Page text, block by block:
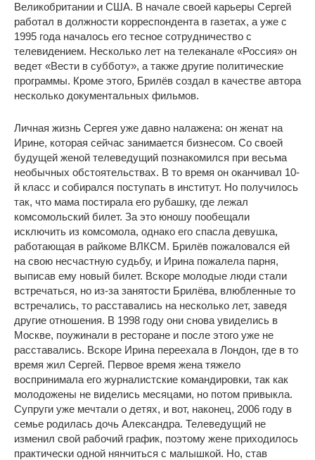
Великобритании и США. В начале своей карьеры Сергей
работал в должности корреспондента в газетах, а уже с
1995 года началось его тесное сотрудничество с
телевидением. Несколько лет на телеканале «Россия» он
ведет «Вести в субботу», а также другие политические
программы. Кроме этого, Брилёв создал в качестве автора
несколько документальных фильмов.
Личная жизнь Сергея уже давно налажена: он женат на
Ирине, которая сейчас занимается бизнесом. Со своей
будущей женой телеведущий познакомился при весьма
необычных обстоятельствах. В то время он оканчивал 10-
й класс и собирался поступать в институт. Но получилось
так, что мама постирала его рубашку, где лежал
комсомольский билет. За это юношу пообещали
исключить из комсомола, однако его спасла девушка,
работающая в райкоме ВЛКСМ. Брилёв пожаловался ей
на свою несчастную судьбу, и Ирина пожалела парня,
выписав ему новый билет. Вскоре молодые люди стали
встречаться, но из-за занятости Брилёва, влюбленные то
встречались, то расставались на несколько лет, заведя
другие отношения. В 1998 году они снова увиделись в
Москве, поужинали в ресторане и после этого уже не
расставались. Вскоре Ирина переехала в Лондон, где в то
время жил Сергей. Первое время жена тяжело
воспринимала его журналистские командировки, так как
молодожены не виделись месяцами, но потом привыкла.
Супруги уже мечтали о детях, и вот, наконец, 2006 году в
семье родилась дочь Александра. Телеведущий не
изменил свой рабочий график, поэтому жене приходилось
практически одной нянчиться с малышкой. Но, став